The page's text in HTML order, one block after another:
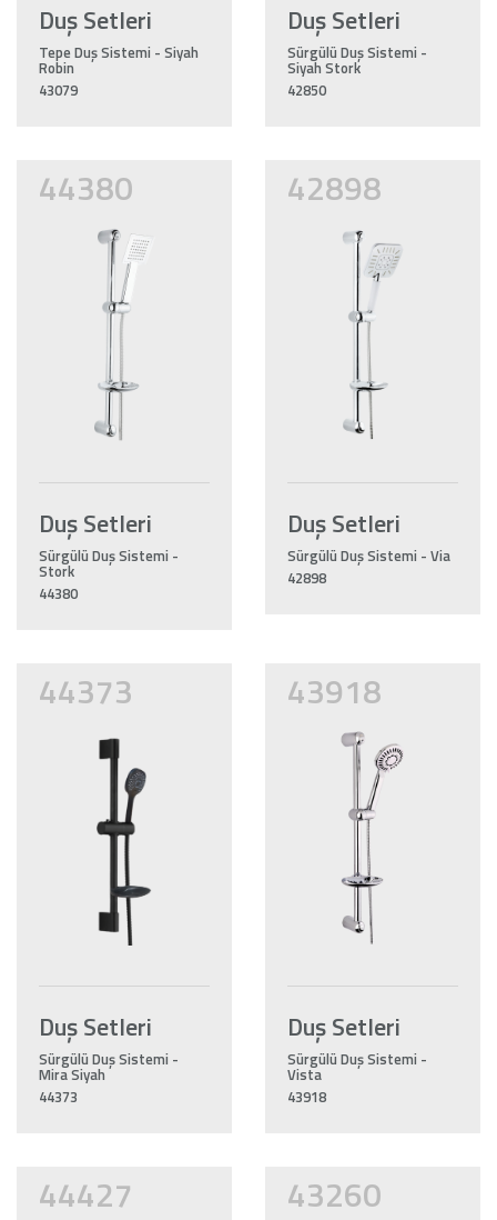
Duş Setleri
Tepe Duş Sistemi - Siyah
Robin
43079
Duş Setleri
Sürgülü Duş Sistemi -
Siyah Stork
42850
44380
Duş Setleri
Sürgülü Duş Sistemi -
Stork
44380
42898
Duş Setleri
Sürgülü Duş Sistemi - Via
42898
44373
Duş Setleri
Sürgülü Duş Sistemi -
Mira Siyah
44373
43918
Duş Setleri
Sürgülü Duş Sistemi -
Vista
43918
44427 43260